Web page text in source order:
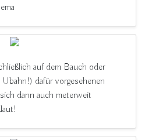
auf dem Bauch oder
dafür vorgesehenen
dann auch meterweit